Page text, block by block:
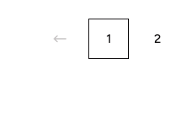
1 2